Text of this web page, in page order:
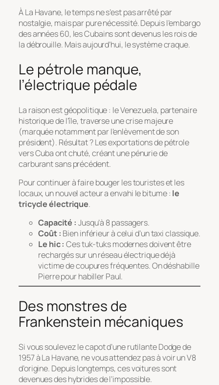
À La Havane, le temps ne s’est pas arrêté par
nostalgie, mais par pure nécessité. Depuis l’embargo
des années 60, les Cubains sont devenus les rois de
la débrouille. Mais aujourd’hui, le système craque.
Le pétrole manque,
l’électrique pédale
La raison est géopolitique : le Venezuela, partenaire
historique de l’île, traverse une crise majeure
(marquée notamment par l’enlèvement de son
président). Résultat ? Les exportations de pétrole
vers Cuba ont chuté, créant une pénurie de
carburant sans précédent.
Pour continuer à faire bouger les touristes et les
locaux, un nouvel acteur a envahi le bitume : le
tricycle électrique.
Capacité : Jusqu’à 8 passagers.
Coût : Bien inférieur à celui d’un taxi classique.
Le hic : Ces tuk-tuks modernes doivent être
rechargés sur un réseau électrique déjà
victime de coupures fréquentes. On déshabille
Pierre pour habiller Paul.
Des monstres de
Frankenstein mécaniques
Si vous soulevez le capot d’une rutilante Dodge de
1957 à La Havane, ne vous attendez pas à voir un V8
d’origine. Depuis longtemps, ces voitures sont
devenues des hybrides de l’impossible.